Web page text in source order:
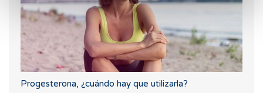
Progesterona, ¿cuándo hay que utilizarla?